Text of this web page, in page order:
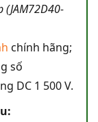
(JAM72D40-
chính hãng;
số
DC 1 500 V.